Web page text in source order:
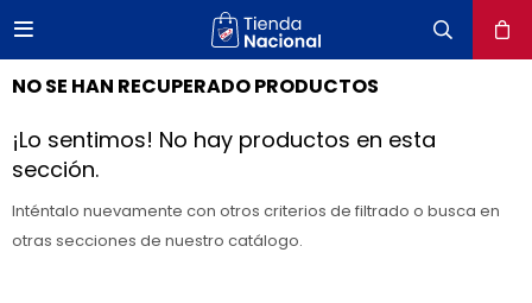

NO SE HAN RECUPERADO PRODUCTOS
¡Lo sentimos! No hay productos en esta
sección.
Inténtalo nuevamente con otros criterios de filtrado o busca en
otras secciones de nuestro catálogo.
close